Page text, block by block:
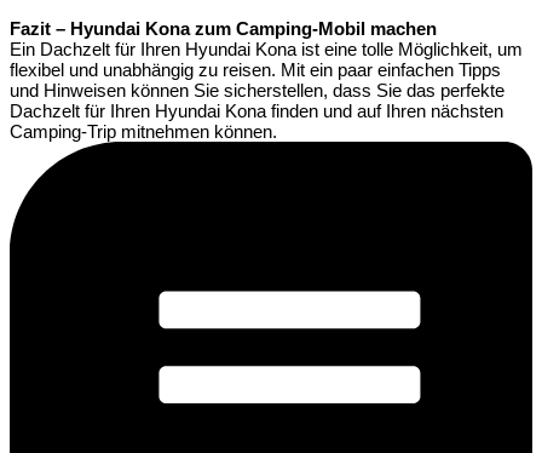
Fazit – Hyundai Kona zum Camping-Mobil machen
Ein Dachzelt für Ihren Hyundai Kona ist eine tolle Möglichkeit, um
flexibel und unabhängig zu reisen. Mit ein paar einfachen Tipps
und Hinweisen können Sie sicherstellen, dass Sie das perfekte
Dachzelt für Ihren Hyundai Kona finden und auf Ihren nächsten
Camping-Trip mitnehmen können.